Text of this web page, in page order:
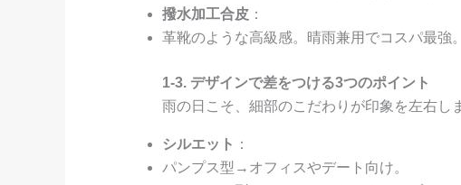
撥水加工合皮：
革靴のような高級感。晴雨兼用でコスパ最強。
1-3. デザインで差をつける3つのポイント
雨の日こそ、細部のこだわりが印象を左右し
シルエット ：
パンプス型→オフィスやデート向け。